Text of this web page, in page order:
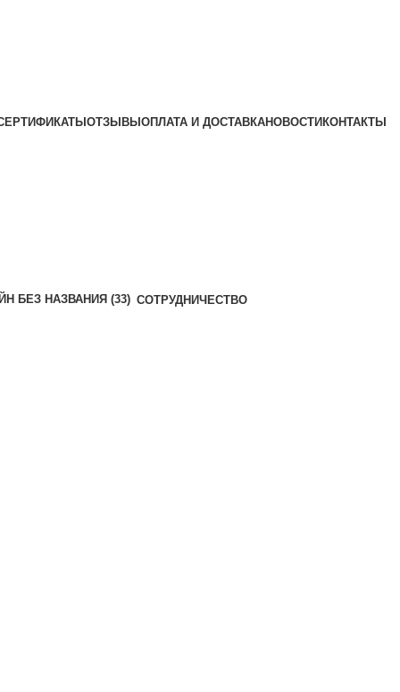
ОТЗЫВЫ ОПЛАТА И ДОСТАВКАНОВОСТИ КОНТАКТЫ
СОТРУДНИЧЕСТВО